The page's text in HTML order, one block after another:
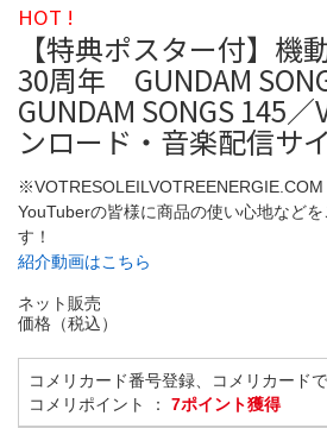
HOT !
【特典ポスター付】機
30周年 GUNDAM
GUNDAM SONGS 145
ンロード・音楽配信サ
YouTuberの皆様に商品の使い心地など
す！
紹介動画はこちら
ネット販売
価格（税込）
コメリカード番号登録、コメリカード
コメリポイント ： 7ポイント獲得